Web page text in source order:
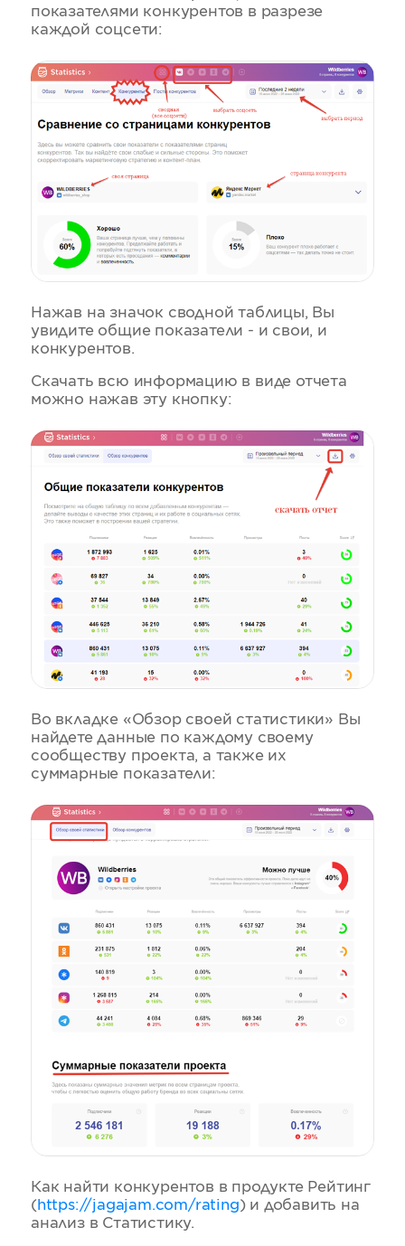
показателями конкурентов в разрезе
каждой соцсети:
Нажав на значок сводной таблицы, Вы
увидите общие показатели - и свои, и
конкурентов.
Скачать всю информацию в виде отчета
можно нажав эту кнопку:
Во вкладке «Обзор своей статистики» Вы
найдете данные по каждому своему
сообществу проекта, а также их
суммарные показатели:
Как найти конкурентов в продукте Рейтинг
( https://jagajam.com/rating) и добавить на
анализ в Статистику.